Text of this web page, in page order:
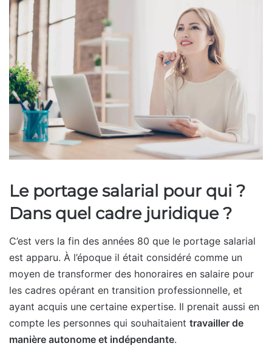
Le portage salarial pour qui ?
Dans quel cadre juridique ?
C’est vers la fin des années 80 que le portage salarial
est apparu. À l’époque il était considéré comme un
moyen de transformer des honoraires en salaire pour
les cadres opérant en transition professionnelle, et
ayant acquis une certaine expertise. Il prenait aussi en
compte les personnes qui souhaitaient travailler de
manière autonome et indépendante.